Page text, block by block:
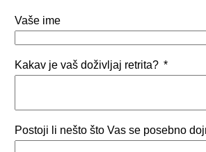
Vaše ime
Kakav je vaš doživljaj retrita?
Postoji li nešto što Vas se posebno